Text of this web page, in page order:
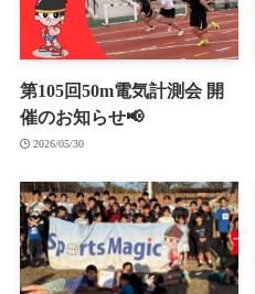
第105回50m電気計測会 開
催のお知らせ📢
2026/05/30